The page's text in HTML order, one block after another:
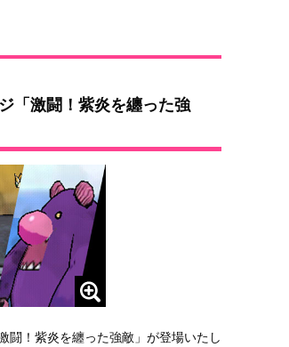
「激闘！紫炎を纏った強
闘！紫炎を纏った強敵」が登場いたし